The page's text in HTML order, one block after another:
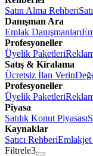
Satın Alma Rehberi
Danışman Ara
Emlak Danışmanları
Profesyoneller
Üyelik Paketleri
Satış & Kiralama
Ücretsiz İlan Verin
Profesyoneller
Üyelik Paketleri
Piyasa
Satılık Konut Piyasası
Kaynaklar
Satıcı Rehberi
Filtrele3